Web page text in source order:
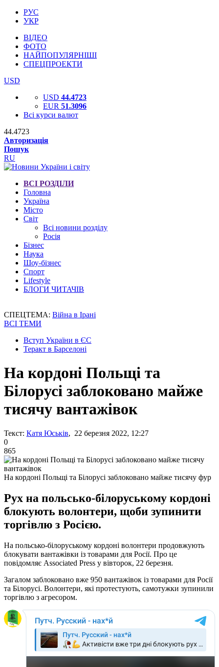
РУС
УКР
ВІДЕО
ФОТО
НАЙПОПУЛЯРНІШІ
СПЕЦПРОЕКТИ
USD
USD 44.4723
EUR 51.3096
Всі курси валют
44.4723
Авторизація
Пошук
RU
ВСІ РОЗДІЛИ
Головна
Україна
Місто
Світ
Всі новини розділу
Росія
Бізнес
Наука
Шоу-бізнес
Спорт
Lifestyle
БЛОГИ ЧИТАЧІВ
СПЕЦТЕМА: Війна в Ірані
ВСІ ТЕМИ
Вступ України в ЄС
Теракт в Барселоні
На кордоні Польщі та
Білорусі заблоковано майже
тисячу вантажівок
Текст: Катя Юськів, 22 березня 2022, 12:27
0
865
На кордоні Польщі та Білорусі заблоковано майже тисячу фур
Рух на польсько-білоруському кордоні
блокують волонтери, щоби зупинити
торгівлю з Росією.
На польсько-білоруському кордоні волонтери продовжують
блокувати вантажівки із товарами для Росії. Про це
повідомляє Associated Press у вівторок, 22 березня.
Загалом заблоковано вже 950 вантажівок із товарами для Росії
та Білорусі. Волонтери, які протестують, самотужки зупинили
торгівлю з агресором.